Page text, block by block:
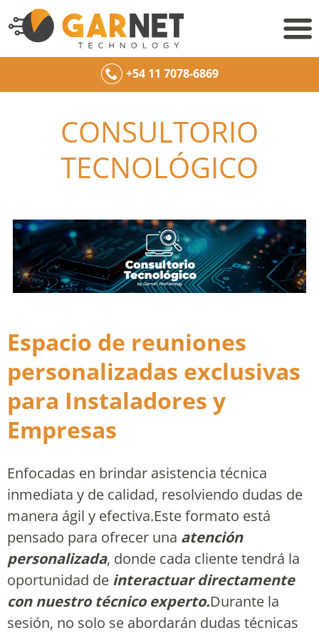
+54 11 7078-6869
CONSULTORIO
TECNOLÓGICO
Espacio de reuniones
personalizadas exclusivas
para Instaladores y
Empresas
Enfocadas en brindar asistencia técnica
inmediata y de calidad, resolviendo dudas de
manera ágil y efectiva.Este formato está
pensado para ofrecer una atención
personalizada, donde cada cliente tendrá la
oportunidad de interactuar directamente
con nuestro técnico experto.Durante la
sesión, no solo se abordarán dudas técnicas